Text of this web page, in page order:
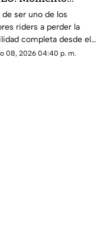
en que famoso
catalán sufre una
que lo deja
de ser uno de los
riders a perder la
completa desde el
hasta sus piernas
08, 2026 04:40 p. m.